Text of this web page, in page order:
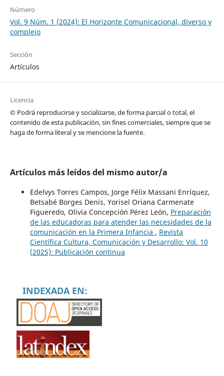
Número
Vol. 9 Núm. 1 (2024): El Horizonte Comunicacional, diverso y
complejo
Sección
Artículos
Licencia
© Podrá reproducirse y socializarse, de forma parcial o total, el
contenido de esta publicación, sin fines comerciales, siempre que se
haga de forma literal y se mencione la fuente.
Artículos más leídos del mismo autor/a
Edelvys Torres Campos, Jorge Félix Massani Enríquez,
Betsabé Borges Denis, Yorisel Oriana Carmenate
Figueredo, Olivia Concepción Pérez León, Preparación
de las educadoras para atender las necesidades de la
comunicación en la Primera Infancia , Revista
Científica Cultura, Comunicación y Desarrollo: Vol. 10
(2025): Publicación continua
INDEXADA EN: